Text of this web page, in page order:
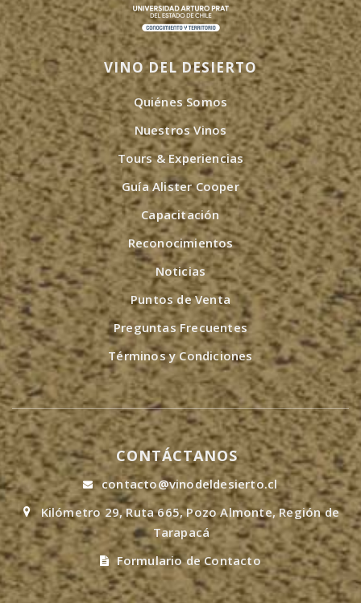
VINO DEL DESIERTO
Quiénes Somos
Nuestros Vinos
Tours & Experiencias
Guía Alister Cooper
Capacitación
Reconocimientos
Noticias
Puntos de Venta
Preguntas Frecuentes
Términos y Condiciones
CONTÁCTANOS
contacto@vinodeldesierto.cl
Kilómetro 29, Ruta 665, Pozo Almonte, Región de
Tarapacá
Formulario de Contacto